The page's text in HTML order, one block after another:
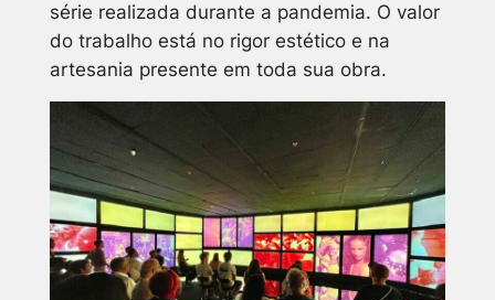
série realizada durante a pandemia. O valor
do trabalho está no rigor estético e na
artesania presente em toda sua obra.